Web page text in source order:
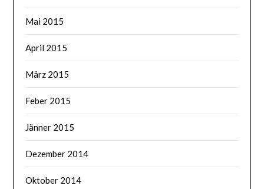
Mai 2015
April 2015
März 2015
Feber 2015
Jänner 2015
Dezember 2014
Oktober 2014